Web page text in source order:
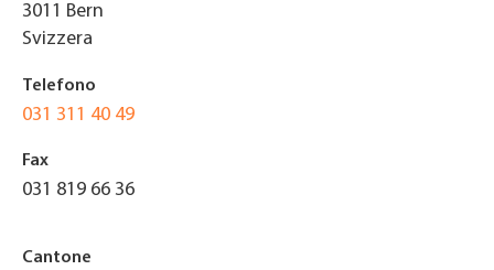
3011 Bern
Svizzera
Telefono
031 311 40 49
Fax
031 819 66 36
Cantone